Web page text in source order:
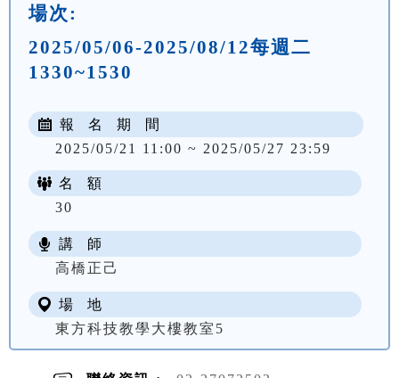
場次:
2025/05/06-2025/08/12每週二
1330~1530
報 名 期 間
2025/05/21 11:00 ~ 2025/05/27 23:59
名 額
30
講 師
高橋正己
場 地
東方科技教學大樓教室5